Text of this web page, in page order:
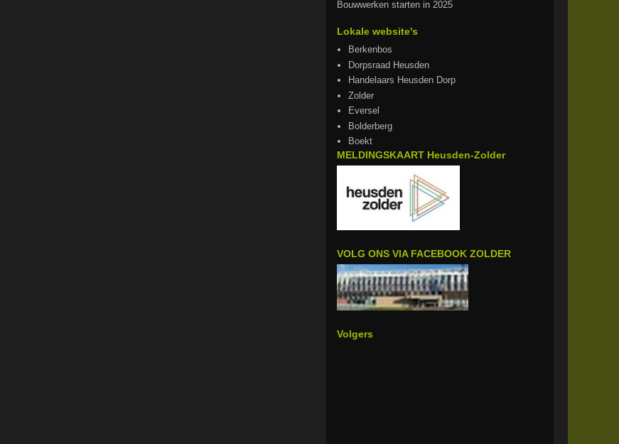
Bouwwerken starten in 2025
Lokale website's
Berkenbos
Dorpsraad Heusden
Handelaars Heusden Dorp
Zolder
Eversel
Bolderberg
Boekt
MELDINGSKAART Heusden-Zolder
VOLG ONS VIA FACEBOOK ZOLDER
Volgers